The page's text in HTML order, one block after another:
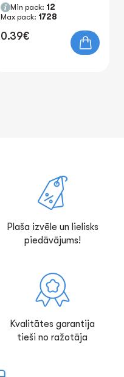
Min pack: 12
Max pack: 1728
0.39€
Plaša izvēle un lielisks
piedāvājums!
Kvalitātes garantija
tieši no ražotāja